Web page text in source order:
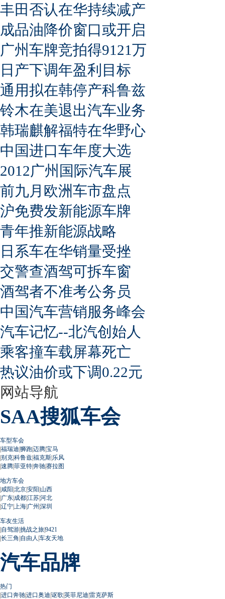
丰田否认在华持续减产
成品油降价窗口或开启
广州车牌竞拍得9121万
日产下调年盈利目标
通用拟在韩停产科鲁兹
铃木在美退出汽车业务
韩瑞麒解福特在华野心
中国进口车年度大选
2012广州国际汽车展
前九月欧洲车市盘点
沪免费发新能源车牌
青年推新能源战略
日系车在华销量受挫
交警查酒驾可拆车窗
酒驾者不准考公务员
中国汽车营销服务峰会
汽车记忆--北汽创始人
乘客撞车载屏幕死亡
热议油价或下调0.22元
网站导航
SAA搜狐车会
车型车会
|福瑞迪|狮跑|迈腾|宝马
|别克|科鲁兹|福克斯|乐风
|速腾|菲亚特|奔驰|赛拉图
地方车会
|咸阳|北京|安阳|山西
|广东|成都|江苏|河北
|辽宁| 上海|广州 |深圳
车友生活
|自驾游|挑战之旅|9421
|长三角 |自由人 |车友天地
汽车品牌
热门
|进口奔驰|进口奥迪|讴歌|英菲尼迪|雷克萨斯